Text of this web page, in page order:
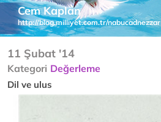
Cem Kaplan
http://blog.milliyet.com.tr/nabucadnezzar
11 Şubat '14
Kategori Değerleme
Dil ve ulus